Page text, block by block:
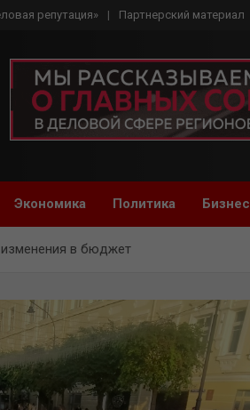
репутация» Партнерский материал
Экономика Политика Бизнес
изменения в бюджет